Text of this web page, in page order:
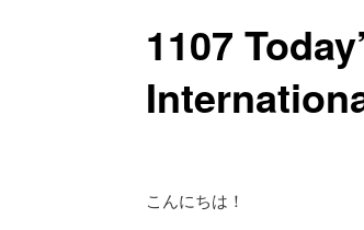
1107
こんにちは！